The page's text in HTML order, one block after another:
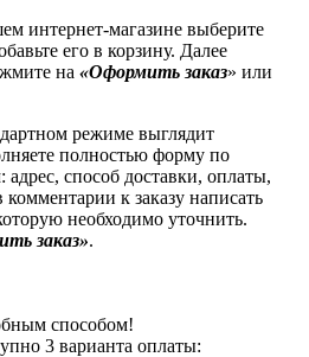
интернет-магазине выберите
его в корзину. Далее
на «Оформить заказ» или
режиме выглядит
полностью форму по
способ доставки, оплаты,
к заказу написать
необходимо уточнить.
заказ».
способом!
3 варианта оплаты: